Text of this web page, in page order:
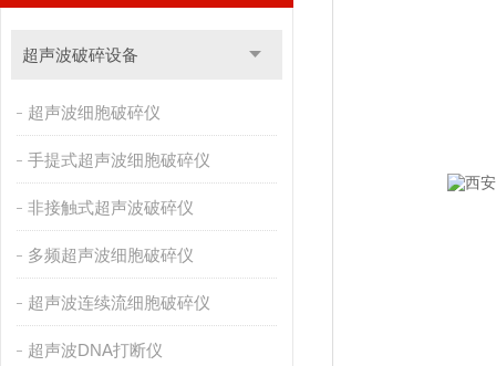
超声波破碎设备
超声波细胞破碎仪
手提式超声波细胞破碎仪
非接触式超声波破碎仪
多频超声波细胞破碎仪
超声波连续流细胞破碎仪
超声波DNA打断仪